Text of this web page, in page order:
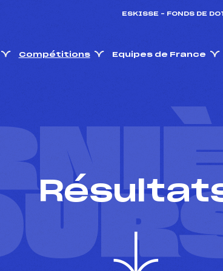
ESKISSE – FONDS DE
Compétitions Equipes de France